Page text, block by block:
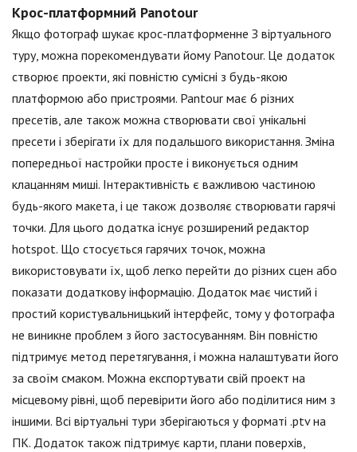
Крос-платформний Panotour
Якщо фотограф шукає крос-платформенне З віртуального
туру, можна порекомендувати йому Panotour. Це додаток
створює проекти, які повністю сумісні з будь-якою
платформою або пристроями. Pantour має 6 різних
пресетів, але також можна створювати свої унікальні
пресети і зберігати їх для подальшого використання. Зміна
попередньої настройки просте і виконується одним
клацанням миші. Інтерактивність є важливою частиною
будь-якого макета, і це також дозволяє створювати гарячі
точки. Для цього додатка існує розширений редактор
hotspot. Що стосується гарячих точок, можна
використовувати їх, щоб легко перейти до різних сцен або
показати додаткову інформацію. Додаток має чистий і
простий користувальницький інтерфейс, тому у фотографа
не виникне проблем з його застосуванням. Він повністю
підтримує метод перетягування, і можна налаштувати його
за своїм смаком. Можна експортувати свій проект на
місцевому рівні, щоб перевірити його або поділитися ним з
іншими. Всі віртуальні тури зберігаються у форматі .ptv на
ПК. Додаток також підтримує карти, плани поверхів,